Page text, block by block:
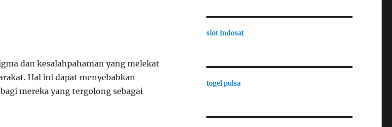
dan kesalahpahaman yang melekat
Hal ini dapat menyebabkan
mereka yang tergolong sebagai
slot Indosat
togel pulsa